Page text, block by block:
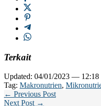
Terkait
Updated: 04/01/2023 — 12:18
Tag: Makronutrien,
← Previous Post
Next Post →